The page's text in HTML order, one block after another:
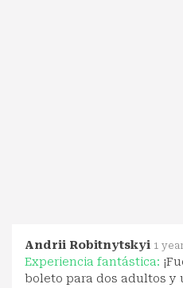
Andrii Robitnytskyi 1
Experiencia fantástica:
boleto para dos adultos y